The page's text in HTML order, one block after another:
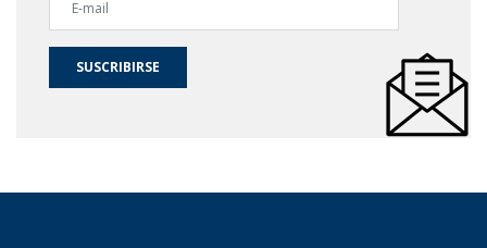
SUSCRIBIRSE